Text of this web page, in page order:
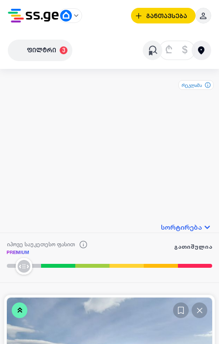
განთავსება
ფილტრი 3 ₾ $
რეკლამა
სორტირება
იპოვე საუკეთესო ფასით გათიშულია